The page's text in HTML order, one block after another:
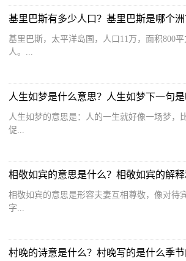
基里巴斯有多少人口？基里巴斯是哪个洲
基里巴斯，太平洋岛国，人口11万，面积800
人。...
人生如梦是什么意思？人生如梦下一句是
人生如梦的意思是：人的一生就好像一场梦，
促...
相敬如宾的意思是什么？相敬如宾的解
相敬如宾的意思是形容夫妻互相尊敬，像对待
字...
村晚的诗意是什么？村晚写的是什么季节